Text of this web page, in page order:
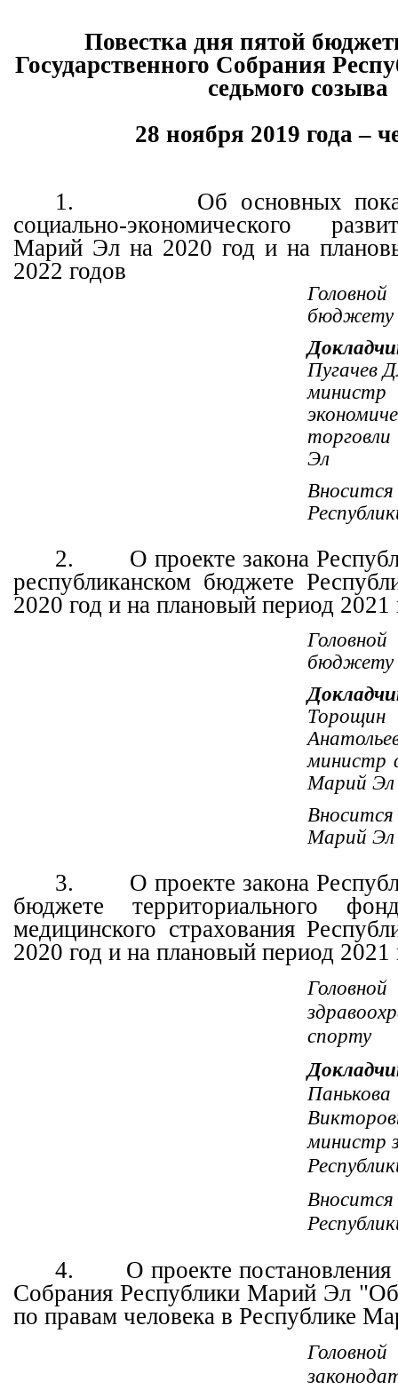
Повестка дня пятой
Государственного Собрания
седьмого созыва
28 ноября 2019 года –
1.
Об основных
социально-экономического
Марий Эл на 2020 год и на
2022 годов
бюджету
Пугачев
Эл
2.
О проекте закона
республиканском бюджете
2020 год и на плановый период
бюджету
министр
Марий Эл
Марий Эл
3.
О проекте закона
бюджете территориального
медицинского страхования
2020 год и на плановый период
спорту
министр
4.
О проекте постановления
Собрания Республики Марий Эл
по правам человека в Республике